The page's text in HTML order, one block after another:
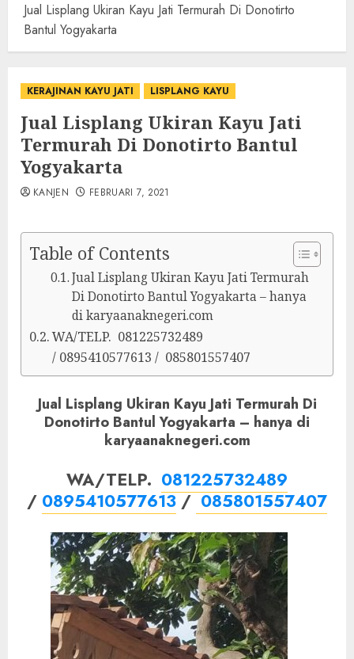
Jual Lisplang Ukiran Kayu Jati Termurah Di Donotirto
Bantul Yogyakarta
KERAJINAN KAYU JATI LISPLANG KAYU
Jual Lisplang Ukiran Kayu Jati
Termurah Di Donotirto Bantul
Yogyakarta
KANJEN FEBRUARI 7, 2021
Table of Contents
Jual Lisplang Ukiran Kayu Jati Termurah
Di Donotirto Bantul Yogyakarta – hanya
di karyaanaknegeri.com
WA/TELP. 081225732489
/ 0895410577613 / 085801557407
Jual Lisplang Ukiran Kayu Jati Termurah Di
Donotirto Bantul Yogyakarta – hanya di
karyaanaknegeri.com
WA/TELP. 081225732489
/ 0895410577613/085801557407